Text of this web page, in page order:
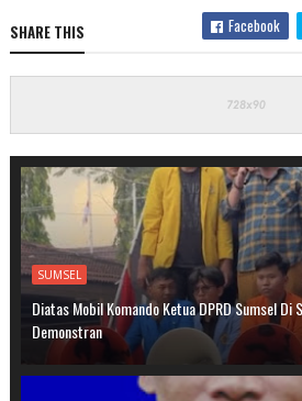
SHARE THIS Facebook
SUMSEL
Diatas Mobil Komando Ketua DPRD Sumsel Di
Demonstran